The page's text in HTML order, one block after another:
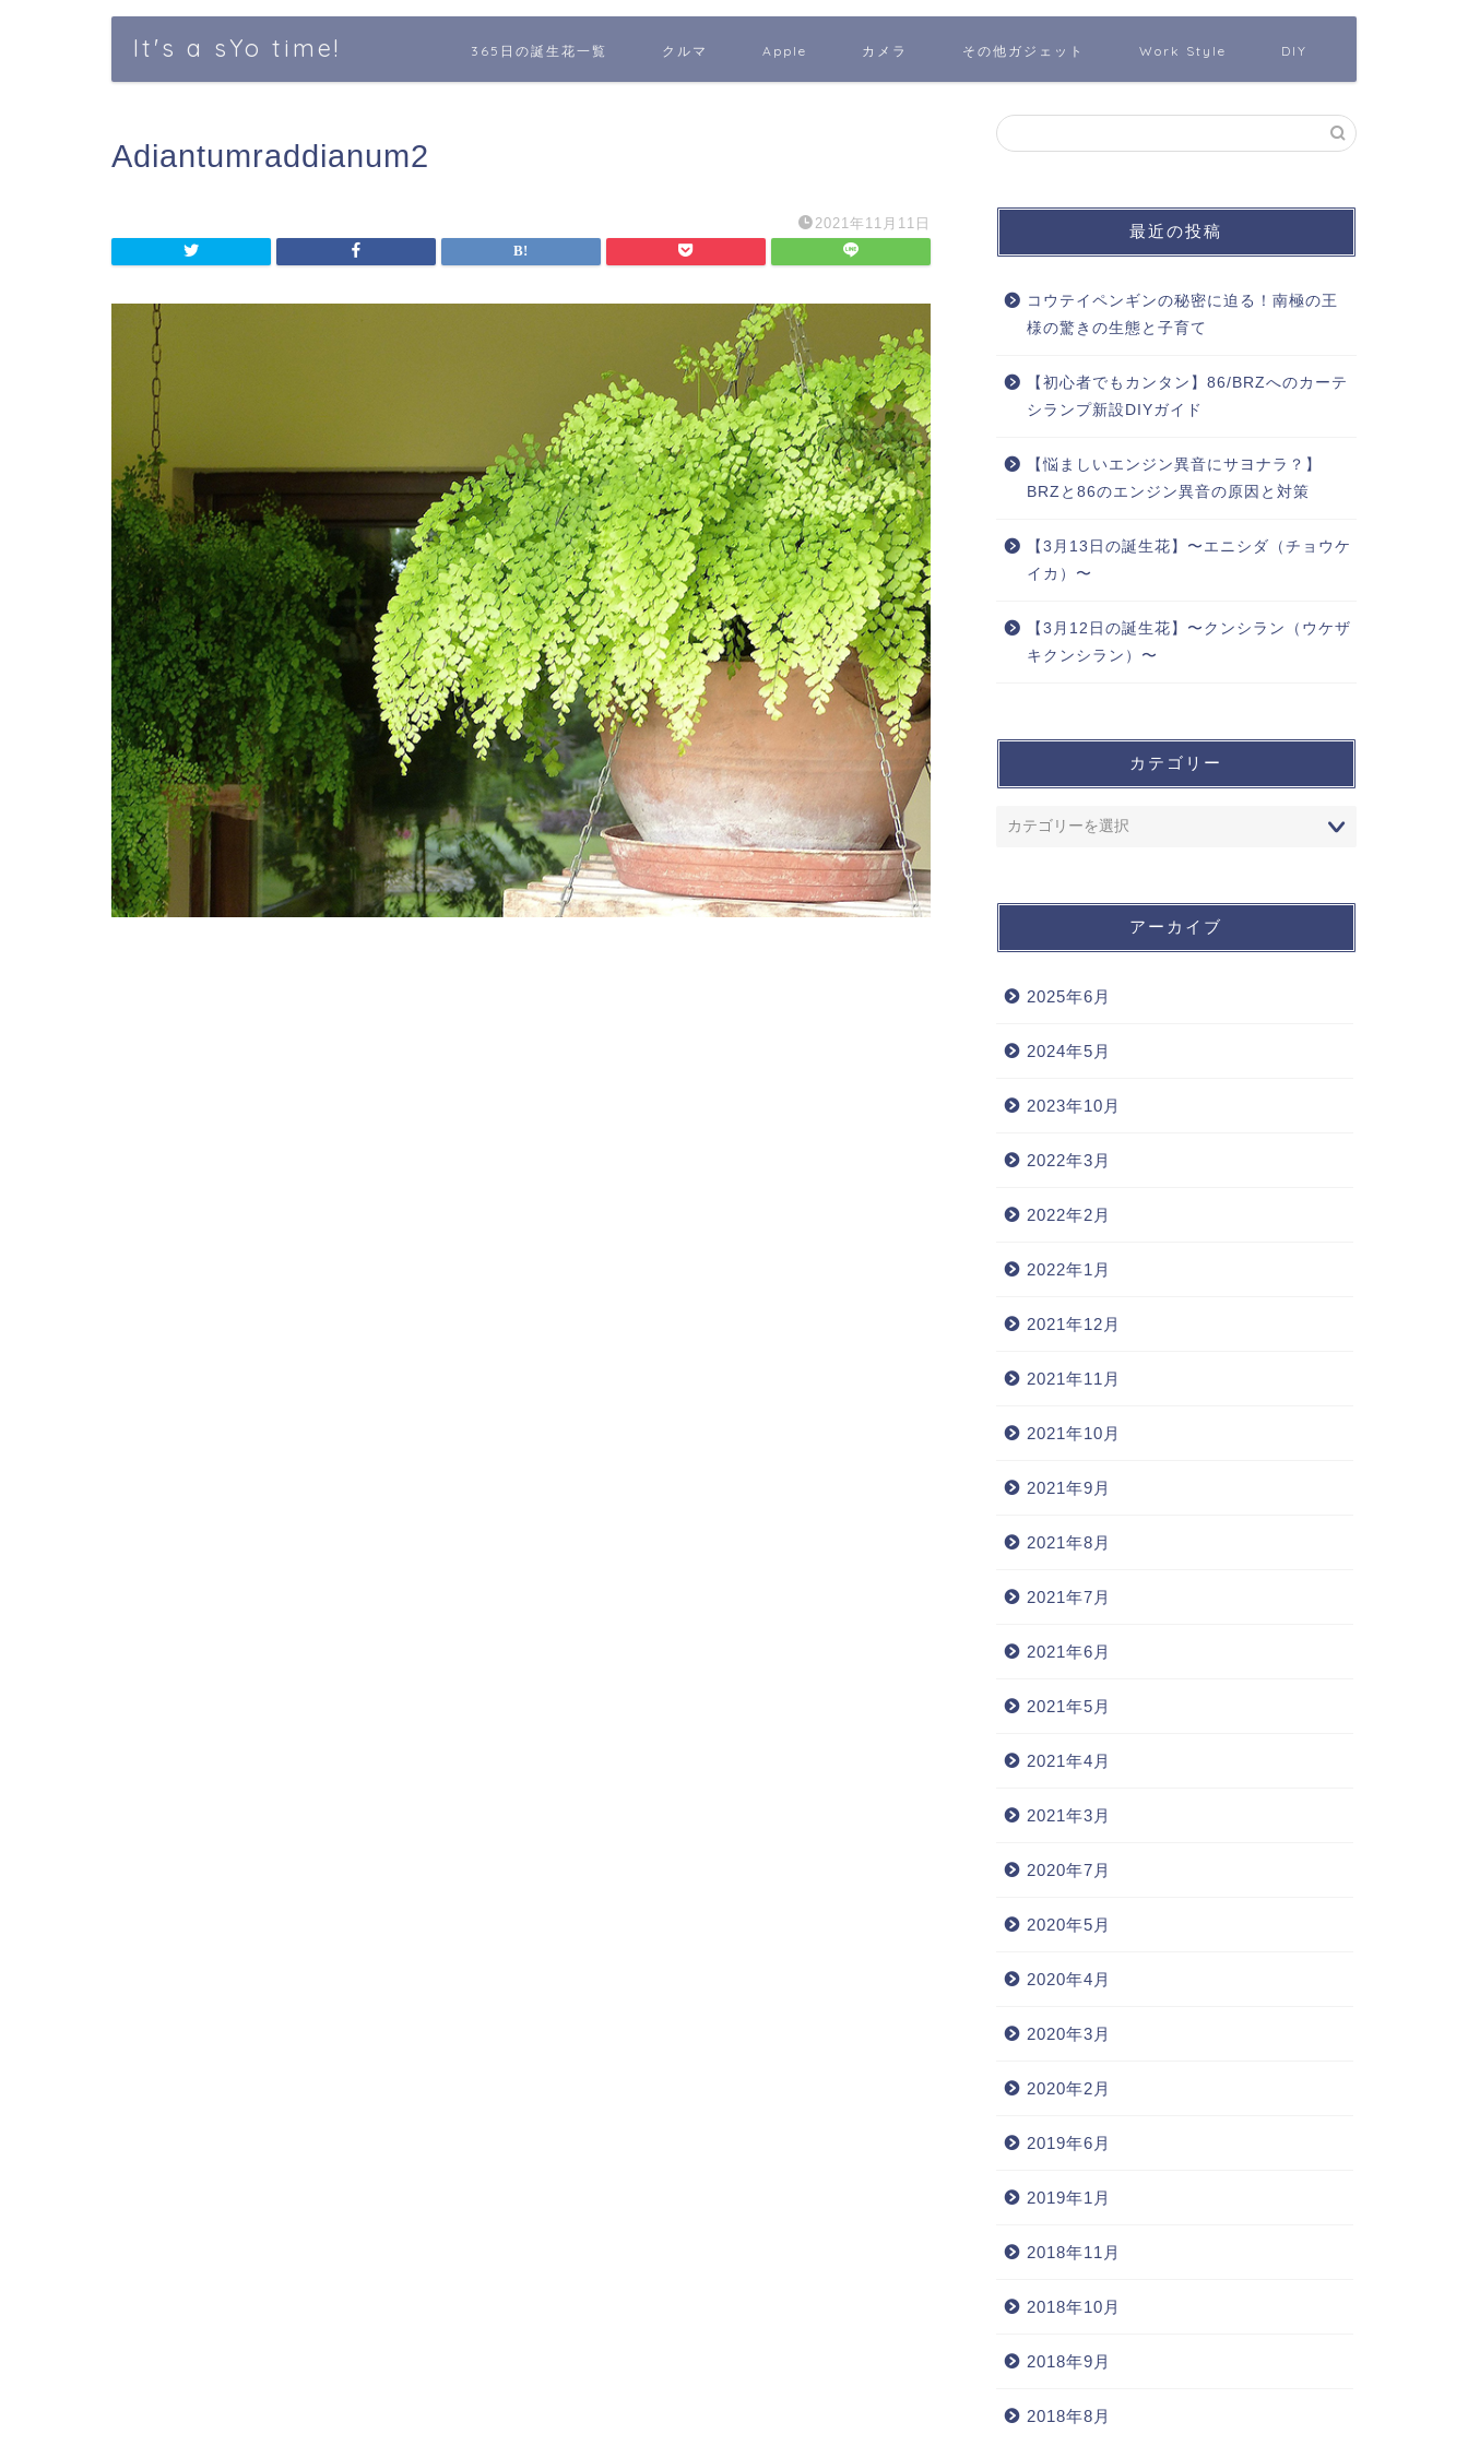
It's a sYo time! 365日の誕生花一覧 クルマ Apple カメラ その他ガジェット Work Style DIY
Adiantumraddianum2
2021年11月11日 最近の投稿
コウテイペンギンの秘密に迫る！南極の王
様の驚きの生態と子育て
【初心者でもカンタン】86/BRZへのカーテ
シランプ新設DIYガイド
【悩ましいエンジン異音にサヨナラ？】
BRZと86のエンジン異音の原因と対策
【3月13日の誕生花】〜エニシダ（チョウケ
イカ）〜
【3月12日の誕生花】〜クンシラン（ウケザ
キクンシラン）〜
カテゴリー
アーカイブ
2025年6月
2024年5月
2023年10月
2022年3月
2022年2月
2022年1月
2021年12月
2021年11月
2021年10月
2021年9月
2021年8月
2021年7月
2021年6月
2021年5月
2021年4月
2021年3月
2020年7月
2020年5月
2020年4月
2020年3月
2020年2月
2019年6月
2019年1月
2018年11月
2018年10月
2018年9月
2018年8月